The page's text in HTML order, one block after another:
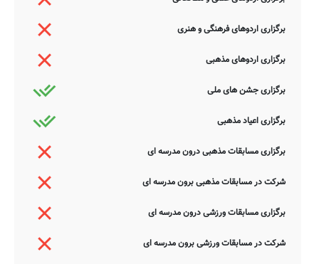
برگزاری اردوهای فرهنگی و هنری
برگزاری اردوهای مذهبی
برگزاری جشن های ملی
برگزاری اعیاد مذهبی
برگزاری مسابقات مذهبی درون مدرسه ای
شرکت در مسابقات مذهبی برون مدرسه ای
برگزاری مسابقات ورزشی درون مدرسه ای
شرکت در مسابقات ورزشی برون مدرسه ای